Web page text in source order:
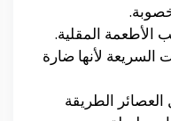
الأطعمة المقلية.
السريعة لأنها ضارة
الطريقة